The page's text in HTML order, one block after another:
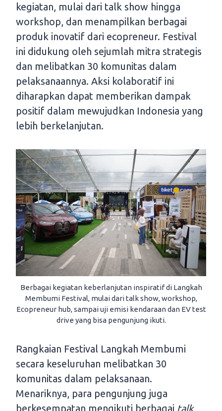
kegiatan, mulai dari talk show hingga
workshop, dan menampilkan berbagai
produk inovatif dari ecopreneur. Festival
ini didukung oleh sejumlah mitra strategis
dan melibatkan 30 komunitas dalam
pelaksanaannya. Aksi kolaboratif ini
diharapkan dapat memberikan dampak
positif dalam mewujudkan Indonesia yang
lebih berkelanjutan.
Berbagai kegiatan keberlanjutan inspiratif di Langkah
Membumi Festival, mulai dari talk show, workshop,
Ecopreneur hub, sampai uji emisi kendaraan dan EV test
drive yang bisa pengunjung ikuti.
Rangkaian Festival Langkah Membumi
secara keseluruhan melibatkan 30
komunitas dalam pelaksanaan.
Menariknya, para pengunjung juga
berkesempatan mengikuti berbagai talk